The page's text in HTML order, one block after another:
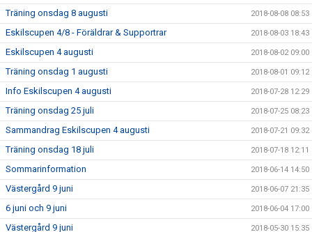
Träning onsdag 8 augusti 2018-08-08 08:53
Eskilscupen 4/8 - Föräldrar & Supportrar 2018-08-03 18:43
Eskilscupen 4 augusti 2018-08-02 09:00
Träning onsdag 1 augusti 2018-08-01 09:12
Info Eskilscupen 4 augusti 2018-07-28 12:29
Träning onsdag 25 juli 2018-07-25 08:23
Sammandrag Eskilscupen 4 augusti 2018-07-21 09:32
Träning onsdag 18 juli 2018-07-18 12:11
Sommarinformation 2018-06-14 14:50
Västergård 9 juni 2018-06-07 21:35
6 juni och 9 juni 2018-06-04 17:00
Västergård 9 juni 2018-05-30 15:35